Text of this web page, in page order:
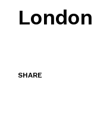
SHARE